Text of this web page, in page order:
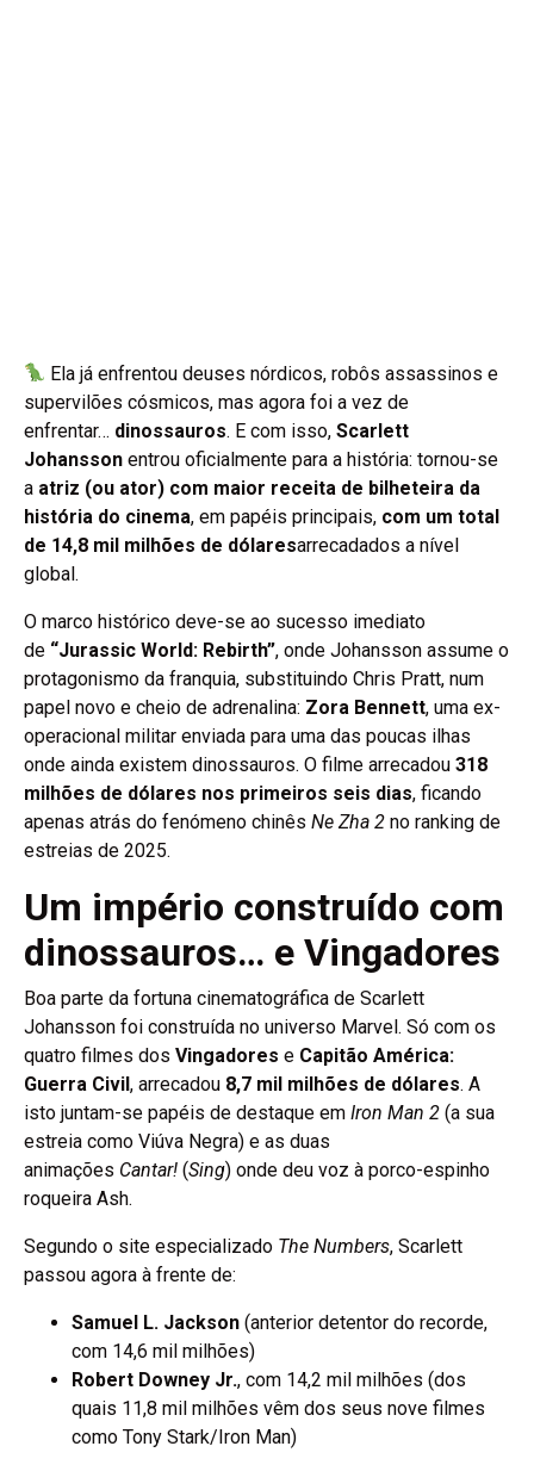
Ela já enfrentou deuses nórdicos, robôs assassinos e
supervilões cósmicos, mas agora foi a vez de
enfrentar… dinossauros. E com isso, Scarlett
Johansson entrou oficialmente para a história: tornou-se
a atriz (ou ator) com maior receita de bilheteira da
história do cinema, em papéis principais, com um total
de 14,8 mil milhões de dólaresarrecadados a nível
global.
O marco histórico deve-se ao sucesso imediato
de “Jurassic World: Rebirth”, onde Johansson assume o
protagonismo da franquia, substituindo Chris Pratt, num
papel novo e cheio de adrenalina: Zora Bennett, uma ex-
operacional militar enviada para uma das poucas ilhas
onde ainda existem dinossauros. O filme arrecadou 318
milhões de dólares nos primeiros seis dias, ficando
apenas atrás do fenómeno chinês Ne Zha 2 no ranking de
estreias de 2025.
Um império construído com
dinossauros… e Vingadores
Boa parte da fortuna cinematográfica de Scarlett
Johansson foi construída no universo Marvel. Só com os
quatro filmes dos Vingadores e Capitão América:
Guerra Civil, arrecadou 8,7 mil milhões de dólares. A
isto juntam-se papéis de destaque em Iron Man 2 (a sua
estreia como Viúva Negra) e as duas
animações Cantar! (Sing) onde deu voz à porco-espinho
roqueira Ash.
Segundo o site especializado The Numbers, Scarlett
passou agora à frente de:
Samuel L. Jackson (anterior detentor do recorde,
com 14,6 mil milhões)
Robert Downey Jr., com 14,2 mil milhões (dos
quais 11,8 mil milhões vêm dos seus nove filmes
como Tony Stark/Iron Man)